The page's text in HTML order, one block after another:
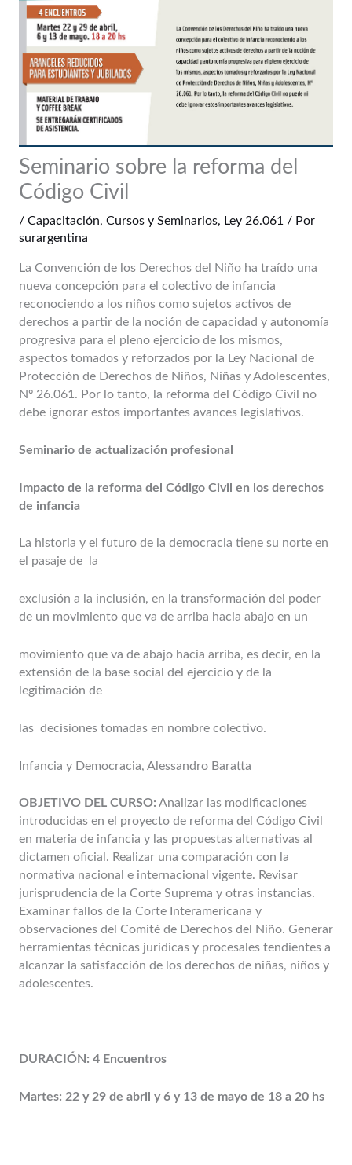
Seminario sobre la reforma del
Código Civil
/ Capacitación, Cursos y Seminarios, Ley 26.061 / Por
surargentina
La Convención de los Derechos del Niño ha traído una
nueva concepción para el colectivo de infancia
reconociendo a los niños como sujetos activos de
derechos a partir de la noción de capacidad y autonomía
progresiva para el pleno ejercicio de los mismos,
aspectos tomados y reforzados por la Ley Nacional de
Protección de Derechos de Niños, Niñas y Adolescentes,
Nº 26.061. Por lo tanto, la reforma del Código Civil no
debe ignorar estos importantes avances legislativos.
Seminario de actualización profesional
Impacto de la reforma del Código Civil en los derechos
de infancia
La historia y el futuro de la democracia tiene su norte en
el pasaje de la
exclusión a la inclusión, en la transformación del poder
de un movimiento que va de arriba hacia abajo en un
movimiento que va de abajo hacia arriba, es decir, en la
extensión de la base social del ejercicio y de la
legitimación de
las decisiones tomadas en nombre colectivo.
Infancia y Democracia, Alessandro Baratta
OBJETIVO DEL CURSO: Analizar las modificaciones
introducidas en el proyecto de reforma del Código Civil
en materia de infancia y las propuestas alternativas al
dictamen oficial. Realizar una comparación con la
normativa nacional e internacional vigente. Revisar
jurisprudencia de la Corte Suprema y otras instancias.
Examinar fallos de la Corte Interamericana y
observaciones del Comité de Derechos del Niño. Generar
herramientas técnicas jurídicas y procesales tendientes a
alcanzar la satisfacción de los derechos de niñas, niños y
adolescentes.
DURACIÓN: 4 Encuentros
Martes: 22 y 29 de abril y 6 y 13 de mayo de 18 a 20 hs